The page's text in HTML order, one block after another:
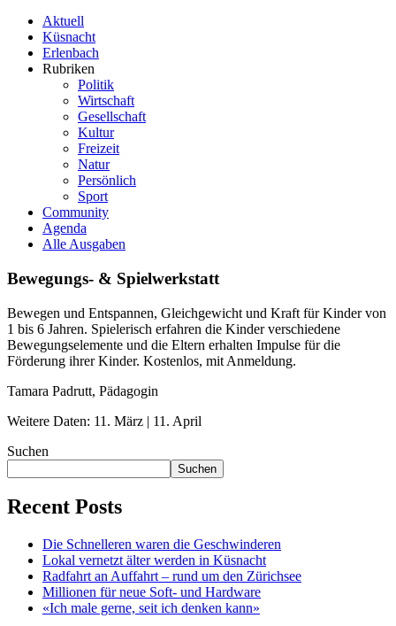
Aktuell
Küsnacht
Erlenbach
Rubriken
Politik
Wirtschaft
Gesellschaft
Kultur
Freizeit
Natur
Persönlich
Sport
Community
Agenda
Alle Ausgaben
Bewegungs- & Spielwerkstatt
Bewegen und Entspannen, Gleichgewicht und Kraft für Kinder von
1 bis 6 Jahren. Spielerisch erfahren die Kinder verschiedene
Bewegungselemente und die Eltern erhalten Impulse für die
Förderung ihrer Kinder. Kostenlos, mit Anmeldung.
Tamara Padrutt, Pädagogin
Weitere Daten: 11. März | 11. April
Suchen
Suchen
Recent Posts
Die Schnelleren waren die Geschwinderen
Lokal vernetzt älter werden in Küsnacht
Radfahrt an Auffahrt – rund um den Zürichsee
Millionen für neue Soft- und Hardware
«Ich male gerne, seit ich denken kann»